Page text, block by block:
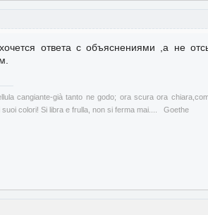
ответа с объяснениями ,а не
cangiante-già tanto ne godo; ora scura ora
colori! Si libra e frulla, non si ferma mai.... Goethe